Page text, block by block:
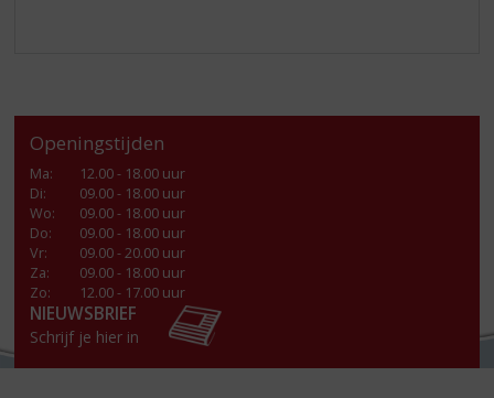
Openingstijden
Ma:
12.00 - 18.00 uur
Di:
09.00 - 18.00 uur
Wo:
09.00 - 18.00 uur
Do:
09.00 - 18.00 uur
Vr:
09.00 - 20.00 uur
Za:
09.00 - 18.00 uur
Zo:
12.00 - 17.00 uur
NIEUWSBRIEF
Schrijf je hier in